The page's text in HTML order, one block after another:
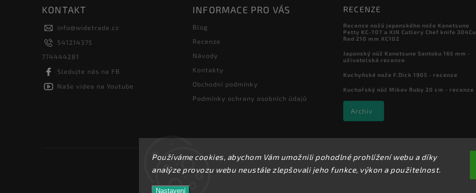
Používáme cookies, abychom Vám umožnili pohodlné prohlížení webu a díky
analýze provozu webu neustále zlepšovali jeho funkce, výkon a použitelnost.
Nastavení
KONTAKT
info@widetrade.cz
541214375
774444281
Sledujte nás na FB
Naše videa na Youtube
INFORMACE PRO VÁS
Blog
Recenze
Návody
Kontakty
Obchodní podmínky
Podmínky ochrany osobních údajů
RECENZE
Recenze nožů japonského nože Kanetsune
Petty KC-707 a XIN Cutlery Chef knife 304Cu
Red 210 mm XC102
Japonský nůž Kanetsune Santoku 165 mm -
uživatelská recenze
Kuchyňské nože F.Dick 1905 - recenze
Kuchařský nůž Mikov Ruby 20 cm - recenze
Archiv
Copyright 2026Kuchyňské nože. Všechna práva vyhrazena.